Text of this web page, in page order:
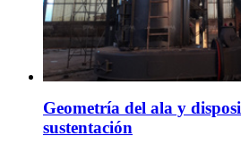
Geometría del ala y
sustentación